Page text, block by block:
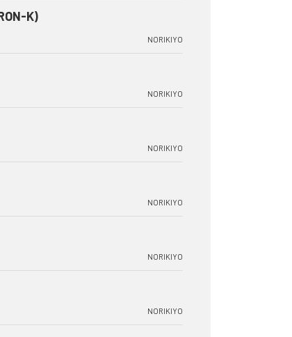
K)
NORIKIYO
NORIKIYO
NORIKIYO
NORIKIYO
NORIKIYO
NORIKIYO